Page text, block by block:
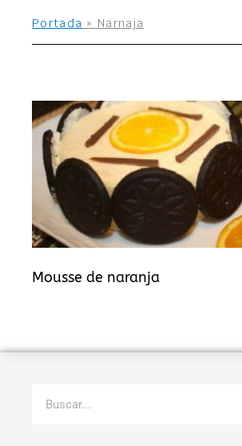
Portada » Narnaja
Mousse de naranja